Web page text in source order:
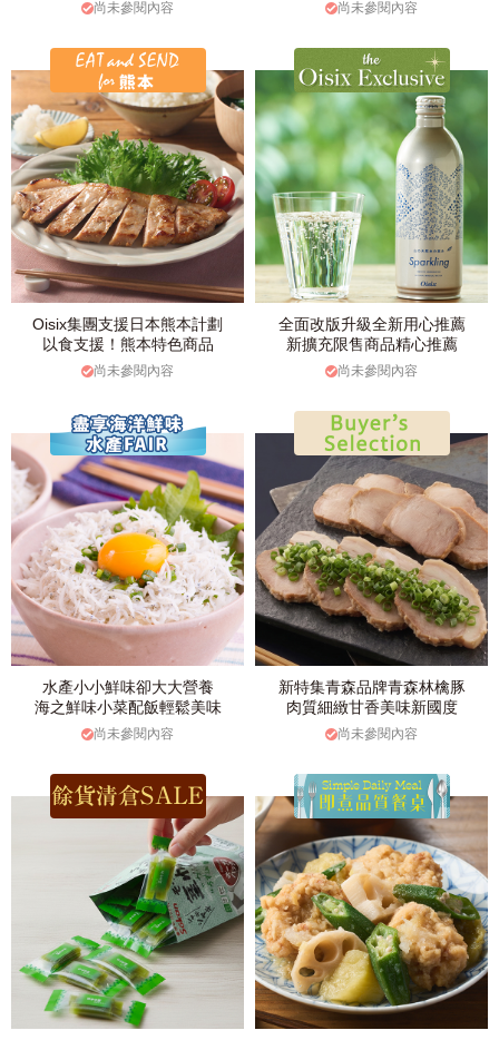
尚未參閱內容 尚未參閱內容
Oisix集團支援日本熊本計劃
以食支援！熊本特色商品
尚未參閱內容
全面改版升級全新用心推薦
新擴充限售商品精心推薦
尚未參閱內容
水產小小鮮味卻大大營養
海之鮮味小菜配飯輕鬆美味
尚未參閱內容
新特集青森品牌青森林檎豚
肉質細緻甘香美味新國度
尚未參閱內容